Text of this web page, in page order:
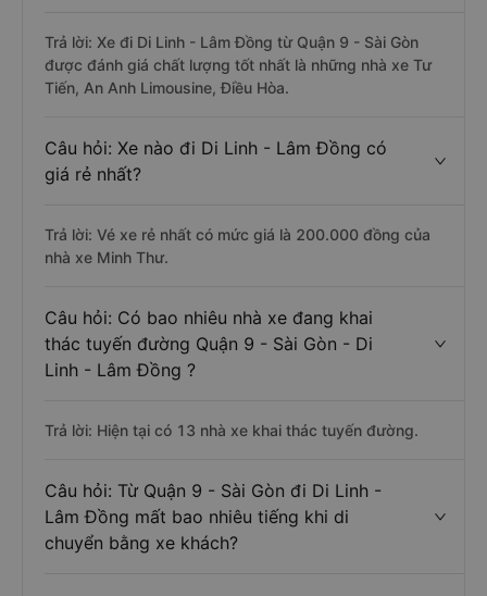
Trả lời: Xe đi Di Linh - Lâm Đồng từ Quận 9 - Sài Gòn
được đánh giá chất lượng tốt nhất là những nhà xe Tư
Tiến, An Anh Limousine, Điều Hòa.
Câu hỏi: Xe nào đi Di Linh - Lâm Đồng có
giá rẻ nhất?
Trả lời: Vé xe rẻ nhất có mức giá là 200.000 đồng của
nhà xe Minh Thư.
Câu hỏi: Có bao nhiêu nhà xe đang khai
thác tuyến đường Quận 9 - Sài Gòn - Di
Linh - Lâm Đồng ?
Trả lời: Hiện tại có 13 nhà xe khai thác tuyến đường.
Câu hỏi: Từ Quận 9 - Sài Gòn đi Di Linh -
Lâm Đồng mất bao nhiêu tiếng khi di
chuyển bằng xe khách?